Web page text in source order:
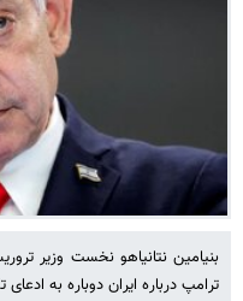
بنیامین نتانیاهو نخست وزیر
ترامپ درباره ایران دوباره به